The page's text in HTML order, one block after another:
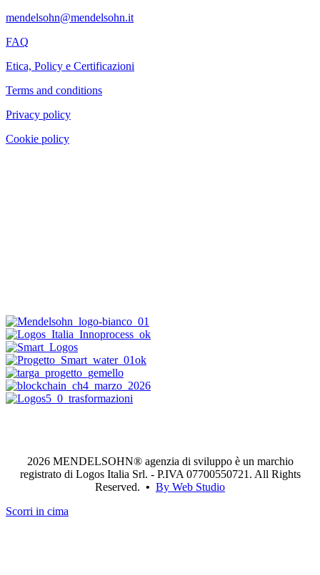
mendelsohn@mendelsohn.it
FAQ
Etica, Policy e Certificazioni
Terms and conditions
Privacy policy
Cookie policy
2026 MENDELSOHN® agenzia di sviluppo è un marchio
registrato di Logos Italia Srl. - P.IVA 07700550721. All Rights
Reserved. • By Web Studio
Scorri in cima